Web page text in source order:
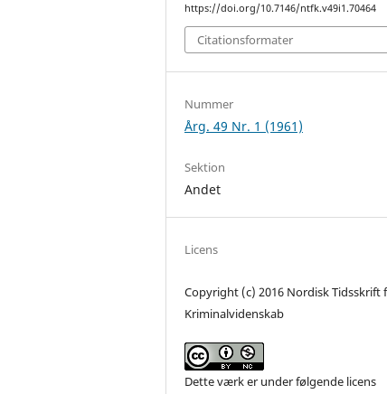
https://doi.org/10.7146/ntfk.v49i1.70464
Citationsformater
Nummer
Årg. 49 Nr. 1 (1961)
Sektion
Andet
Licens
Copyright (c) 2016 Nordisk Tidsskrift
Kriminalvidenskab
Dette værk er under følgende licens